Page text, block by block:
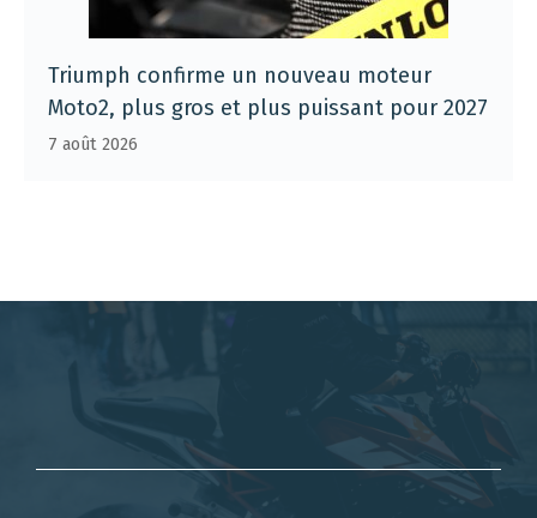
Triumph confirme un nouveau moteur
Moto2, plus gros et plus puissant pour 2027
7 août 2026